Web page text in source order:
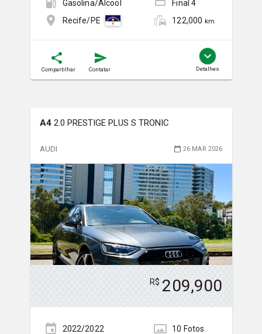
Gasolina/Álcool
Final4
Recife/PE
122,000 km
Compartilhar Contatar Detalhes
A4 2.0 PRESTIGE PLUS S TRONIC
AUDI 26 MAR 2026
R$ 209,900
2022/2022 10 Fotos